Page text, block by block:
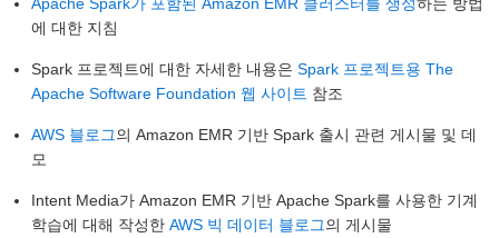
Apache Spark가 포함된 Amazon EMR 클러스터를 생성하는 방법
에 대한 지침
Spark 프로젝트에 대한 자세한 내용은 Spark 프로젝트용 The
Apache Software Foundation 웹 사이트 참조
AWS 블로그의 Amazon EMR 기반 Spark 출시 관련 게시물 및 데
모
Intent Media가 Amazon EMR 기반 Apache Spark를 사용한 기계
학습에 대해 작성한 AWS 빅 데이터 블로그의 게시물